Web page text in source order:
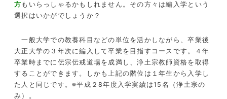
方 もいらっしゃるかもしれません。その方々は編入学という
選択はいかがでしょうか？
一般大学での教養科目などの単位を活かしながら、卒業後
大正大学の３年次に編入して卒業を目指すコースです。４年
卒業時までに伝宗伝戒道場を成満し、浄土宗教師資格を取得
することができます。しかも上記の階位は１年生から入学し
た人と同じです。※平成２8年度入学実績は15名（浄土宗の
み）。